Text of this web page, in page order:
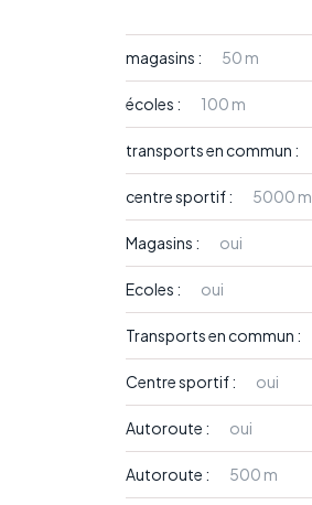
magasins : 50 m
écoles : 100 m
transports en commun :
centre sportif : 5000 m
Magasins : oui
Ecoles : oui
Transports en commun :
Centre sportif : oui
Autoroute : oui
Autoroute : 500 m